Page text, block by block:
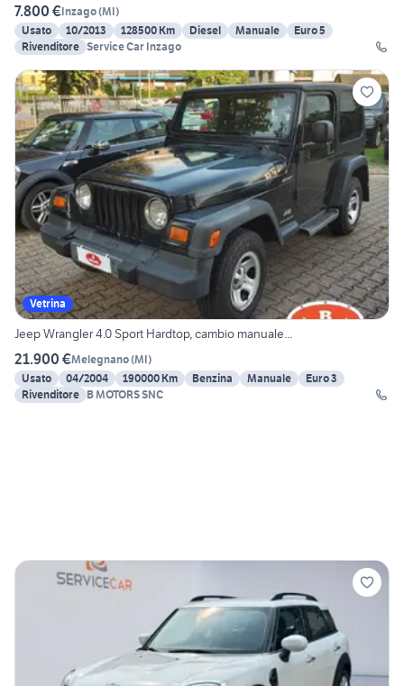
7.800 €Inzago(MI)
Usato
10/2013 128500 Km Diesel Manuale
Euro 5
Rivenditore Service Car Inzago
Vetrina
Jeep Wrangler 4.0 Sport Hardtop, cambio manuale...
21.900 €Melegnano(MI)
Usato
04/2004 190000 Km Benzina Manuale
Euro 3
Rivenditore B MOTORS SNC